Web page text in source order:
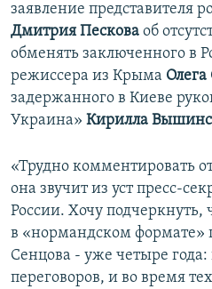
заявление представителя
Дмитрия Пескова об
обменять заключенного в
режиссера из Крыма Олега
задержанного в Киеве
Украина» Кирилла
«Трудно комментировать
она звучит из уст пресс-
России. Хочу подчеркнуть,
в «нормандском формате»
Сенцова - уже четыре
переговоров, и во время